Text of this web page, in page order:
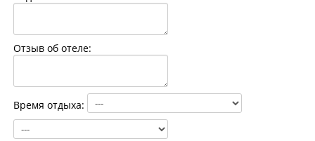
Отзыв об отеле:
Время отдыха: